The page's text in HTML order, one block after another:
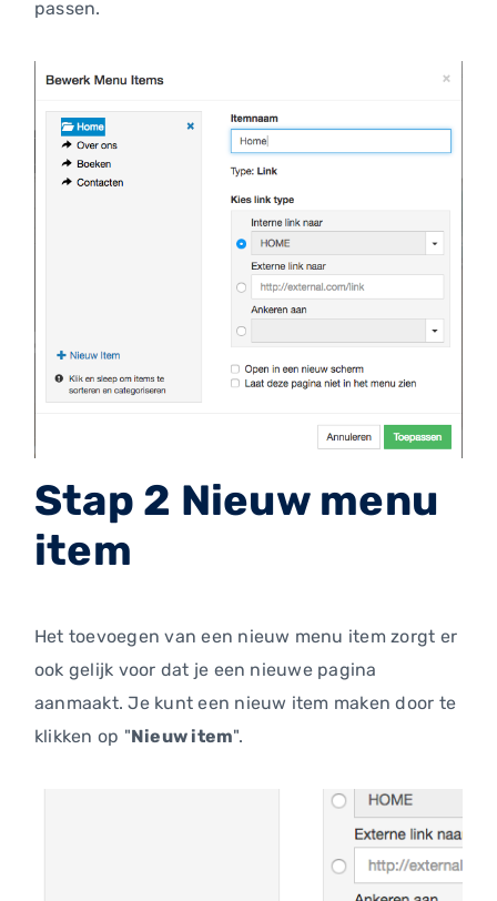
passen.
Stap 2 Nieuw menu
item
Het toevoegen van een nieuw menu item zorgt er
ook gelijk voor dat je een nieuwe pagina
aanmaakt. Je kunt een nieuw item maken door te
klikken op "Nieuw item".